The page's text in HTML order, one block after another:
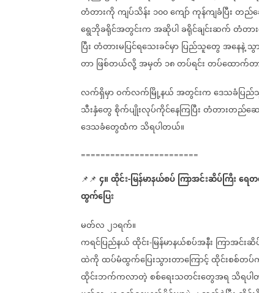
တံတားကိုကျပ်သိန်း ၁၀၀ကျော်ကုန်ကျခံပြီးတည်
ရွေဘိုခရိုင်အတွင်းကအဆိုပါခရိုင်ချင်းဆက်တံတာ
ပြီးတံတားမပြင်ရသေးခင်မှာပြည်သူတွေအနေနဲ့သွ
တာဖြစ်တယ်လို့အမှတ် ၁၈တပ်ရင်းတပ်ထောက်တ
လက်ရှိမှာဝက်လက်မြို့နယ်အတွင်းကဒေသခံပြ
သီးနှံတွေစိုက်ပျိုးလုပ်ကိုင်နေကြပြီးတံတားတည်ဆ
ဒေသခံတွေထံက သိရပါတယ်။
========================
📌📌 ၄။ထိုင်း-မြန်မာနယ်စပ်ကြာအင်းဆိပ်ကြီးရေတ
ထွက်ပြေး
မတ်လ၂၁ရက်။
ကရင်ပြည်နယ်ထိုင်း-မြန်မာနယ်စပ်အနီး ကြာအင်းဆိ
ထဲကိုထပ်မံထွက်ပြေးသွားတာကြောင့်ထိုင်းစစ်တ
ထိုင်းဘက်ကလာတဲ့စစ်ရေးသတင်းတွေအရ သိရပ